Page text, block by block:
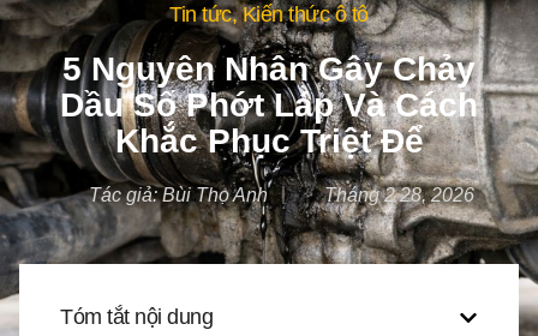
Tin tức,Kiến thức ô tô
5 Nguyên Nhân Gây Chảy
Dầu Số Phớt Láp Và Cách
Khắc Phục Triệt Để
Tác giả:Bùi Thọ Anh Tháng 2 28, 2026
Tóm tắt nội dung